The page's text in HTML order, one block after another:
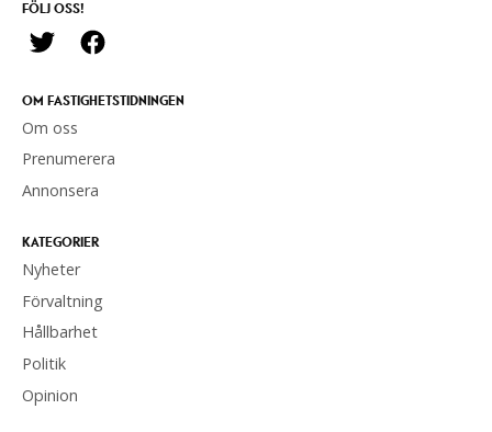
FÖLJ OSS!
OM FASTIGHETSTIDNINGEN
Om oss
Prenumerera
Annonsera
KATEGORIER
Nyheter
Förvaltning
Hållbarhet
Politik
Opinion